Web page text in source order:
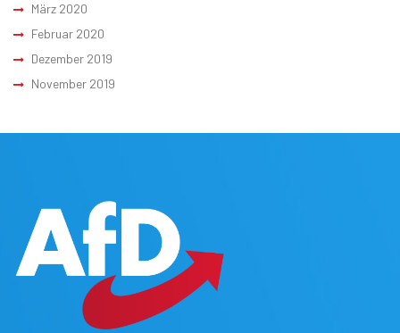
März 2020
Februar 2020
Dezember 2019
November 2019